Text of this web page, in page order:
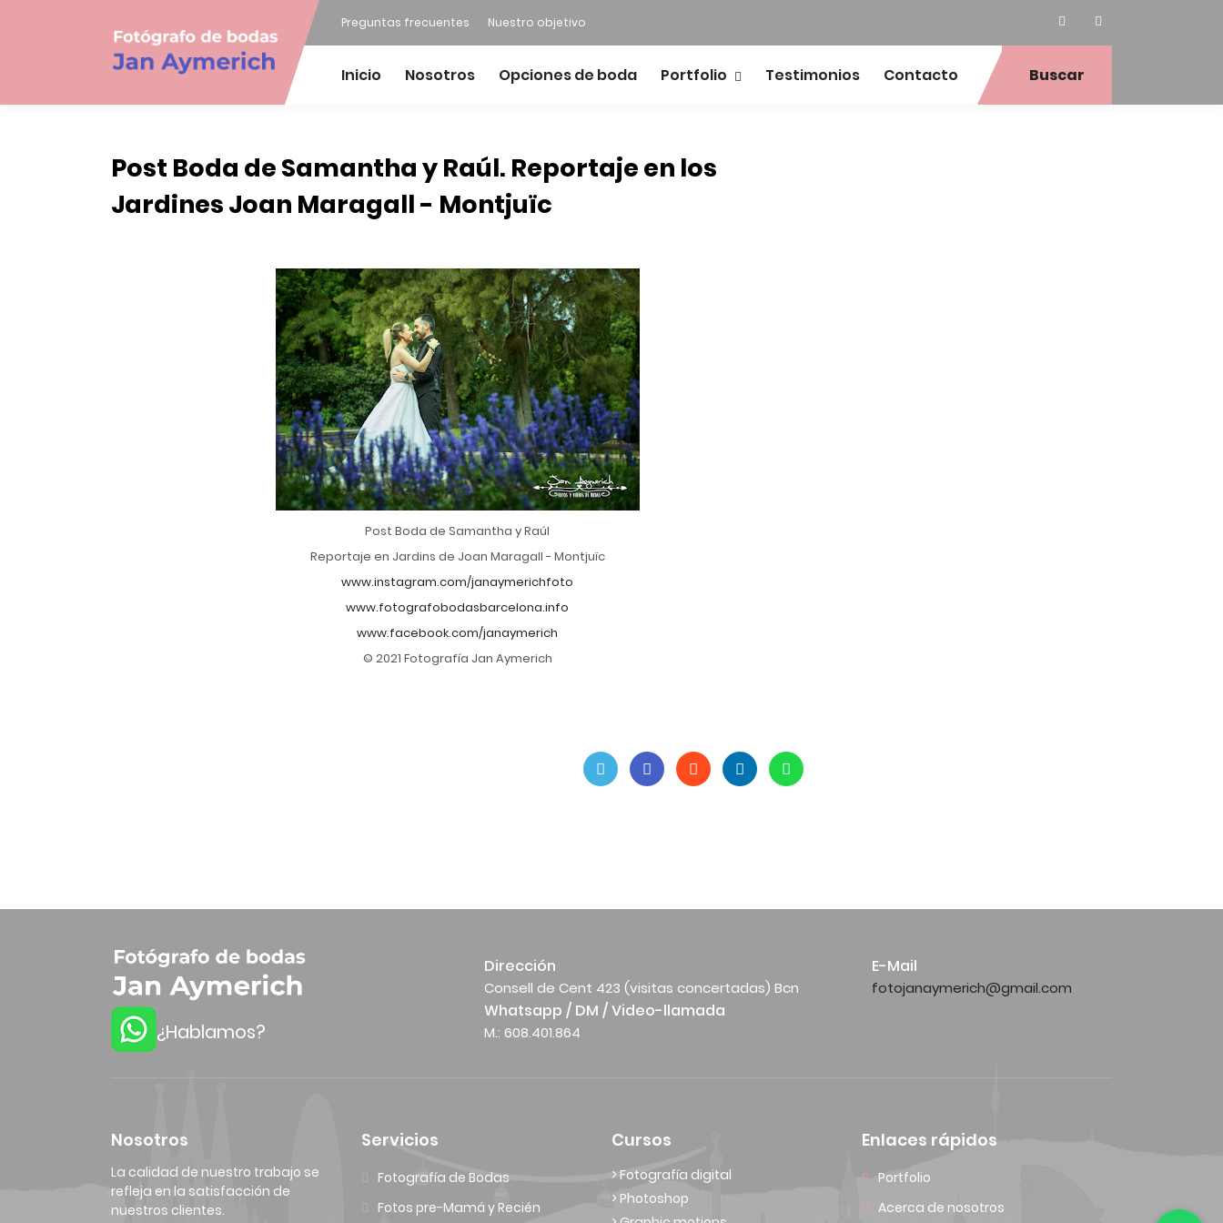
Preguntas frecuentes Nuestro objetivo
Inicio Nosotros Opciones de boda Portfolio Testimonios Contacto Buscar
Post Boda de Samantha y Raúl. Reportaje en los
Jardines Joan Maragall - Montjuïc
Post Boda de Samantha y Raúl
Reportaje en Jardins de Joan Maragall - Montjuïc
www.instagram.com/janaymerichfoto
www.fotografobodasbarcelona.info
www.facebook.com/janaymerich
© 2021 Fotografía Jan Aymerich
¿Hablamos?
Dirección
Consell de Cent 423 (visitas concertadas) Bcn
E-Mail
fotojanaymerich@gmail.com
Whatsapp / DM / Video-llamada
M.: 608.401.864
Nosotros
La calidad de nuestro trabajo se
refleja en la satisfacción de
nuestros clientes.
Servicios
Fotografía de Bodas
Fotos pre-Mamá y Recién
Cursos
> Fotografía digital
> Photoshop
Enlaces rápidos
Portfolio
Acerca de nosotros